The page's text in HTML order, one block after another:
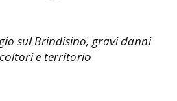
sul Brindisino, gravi danni
e territorio